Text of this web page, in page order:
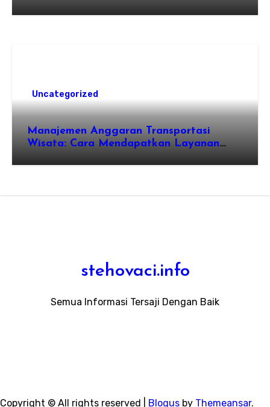
Uncategorized
Manajemen Anggaran Transportasi
Wisata: Cara Mendapatkan Layanan
Membengkakkan Biaya
stehovaci.info
Semua Informasi Tersaji Dengan Baik
Copyright © All rights reserved Blogus by Themeansar.